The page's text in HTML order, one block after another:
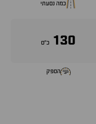
כמה נסעתי
130 כ״ס
הספק